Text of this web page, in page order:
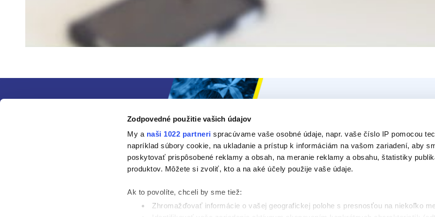
Zodpovedné použitie vašich údajov
My a naši 1022 partneri spracúvame vaše osobné údaje, napr. vaše číslo IP pomocou
napríklad súbory cookie, na ukladanie a prístup k informáciám na vašom zariadení, aby
poskytovať prispôsobené reklamy a obsah, na meranie reklamy a obsahu, štatistiky
produktov. Môžete si zvoliť, kto a na aké účely použije vaše údaje.
Ak to povolíte, chceli by sme tiež:
Zhromažďovať informácie o vašej geografickej polohe s presnosťou na niekoľko
Tipy a triky
Vyrob si sám
Udržateľnosť
E-